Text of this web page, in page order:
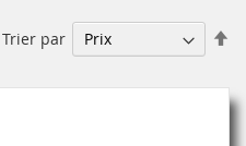
Trier par